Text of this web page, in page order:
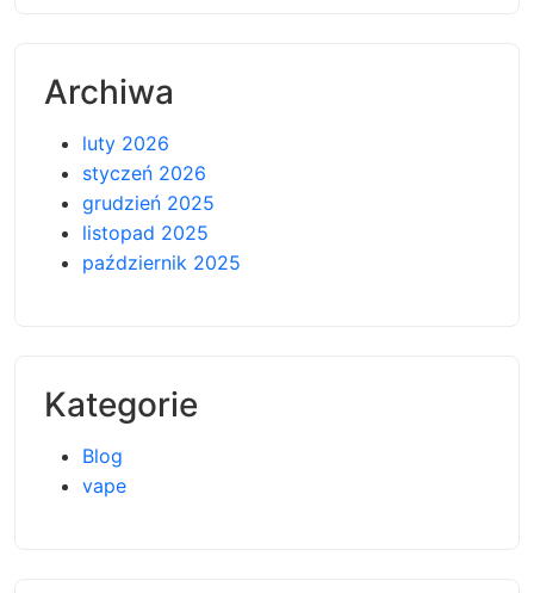
Archiwa
luty 2026
styczeń 2026
grudzień 2025
listopad 2025
październik 2025
Kategorie
Blog
vape